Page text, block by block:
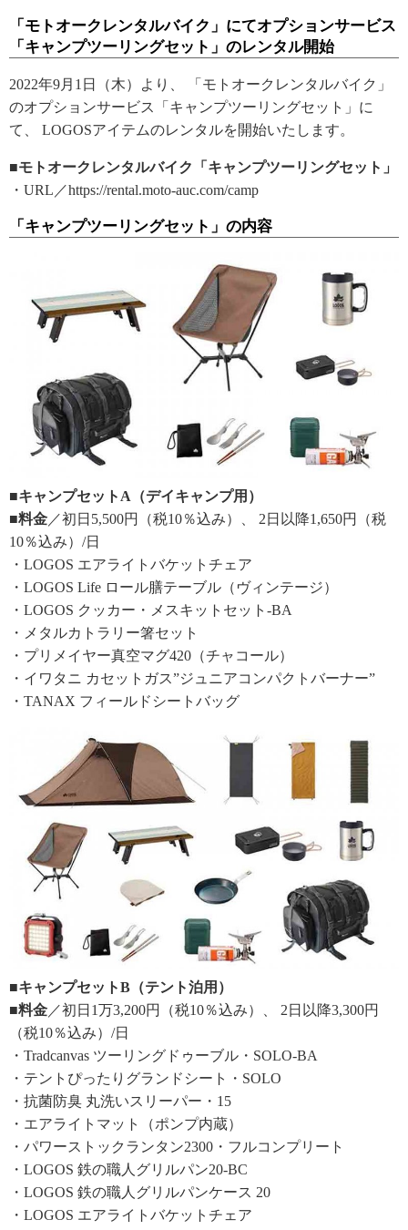
「モトオークレンタルバイク」にてオプションサービス
「キャンプツーリングセット」のレンタル開始
2022年9月1日（木）より、 「モトオークレンタルバイク」
のオプションサービス「キャンプツーリングセット」に
て、 LOGOSアイテムのレンタルを開始いたします。
■モトオークレンタルバイク「キャンプツーリングセット」
・URL／https://rental.moto-auc.com/camp
「キャンプツーリングセット」の内容
■キャンプセットA（デイキャンプ用）
■料金 ／初日5,500円（税10％込み）、 2日以降1,650円（税
10％込み）/日
・LOGOS エアライトバケットチェア
・LOGOS Life ロール膳テーブル（ヴィンテージ）
・LOGOS クッカー・メスキットセット-BA
・メタルカトラリー箸セット
・プリメイヤー真空マグ420（チャコール）
・イワタニ カセットガス”ジュニアコンパクトバーナー”
・TANAX フィールドシートバッグ
■キャンプセットB（テント泊用）
■料金 ／初日1万3,200円（税10％込み）、 2日以降3,300円
（税10％込み）/日
・Tradcanvas ツーリングドゥーブル・SOLO-BA
・テントぴったりグランドシート・SOLO
・抗菌防臭 丸洗いスリーパー・15
・エアライトマット（ポンプ内蔵）
・パワーストックランタン2300・フルコンプリート
・LOGOS 鉄の職人グリルパン20-BC
・LOGOS 鉄の職人グリルパンケース 20
・LOGOS エアライトバケットチェア